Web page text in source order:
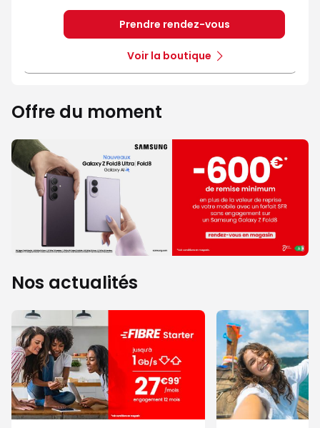
Prendre rendez-vous
Voir la boutique
Offre du moment
Nos actualités